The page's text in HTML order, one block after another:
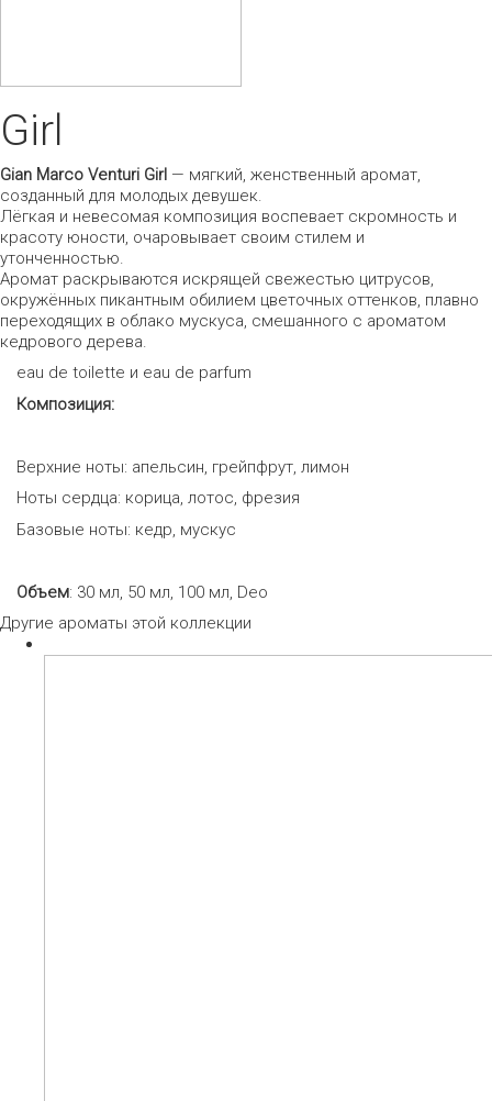
Girl
Gian Marco Venturi Girl — мягкий, женственный аромат,
созданный для молодых девушек.
Лёгкая и невесомая композиция воспевает скромность и
красоту юности, очаровывает своим стилем и
утонченностью.
Аромат раскрываются искрящей свежестью цитрусов,
окружённых пикантным обилием цветочных оттенков, плавно
переходящих в облако мускуса, смешанного с ароматом
кедрового дерева.
eau de toilette и eau de parfum
Композиция:
Верхние ноты: апельсин, грейпфрут, лимон
Ноты сердца: корица, лотос, фрезия
Базовые ноты: кедр, мускус
Объем: 30 мл, 50 мл, 100 мл, Deo
Другие ароматы этой коллекции